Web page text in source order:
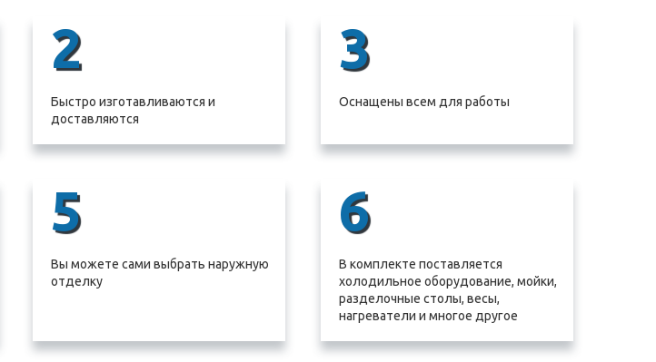
2
Быстро изготавливаются и
доставляются
3
Оснащены всем для работы
5
Вы можете сами выбрать наружную
отделку
6
В комплекте поставляется
холодильное оборудование, мойки,
разделочные столы, весы,
нагреватели и многое другое